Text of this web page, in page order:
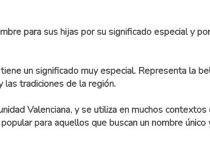
para sus hijas por su significado especial y
un significado muy especial. Representa la
las tradiciones de la región.
Valenciana, y se utiliza en muchos
para aquellos que buscan un nombre